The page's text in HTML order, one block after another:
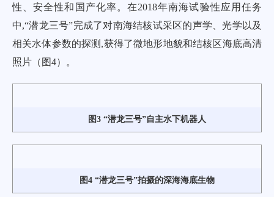
性、安全性和国产化率。在2018年南海试验性应用任务
中,“潜龙三号”完成了对南海结核试采区的声学、光学以及
相关水体参数的探测,获得了微地形地貌和结核区海底高清
照片（ 图4）。
图3 “潜龙三号”自主水下机器人
图4 “潜龙三号”拍摄的深海海底生物